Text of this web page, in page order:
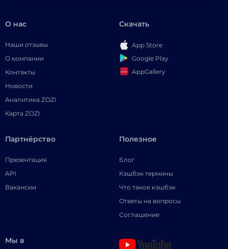
О нас
Наши отзывы
О компании
Контакты
Новости
Аналитика ZOZI
Карта ZOZI
Скачать
App Store
Google Play
AppGallery
Партнёрство
Презентация
API
Вакансии
Полезное
Блог
Кэшбэк термины
Что такое кэшбэк
Ответы на вопросы
Соглашение
Мы в